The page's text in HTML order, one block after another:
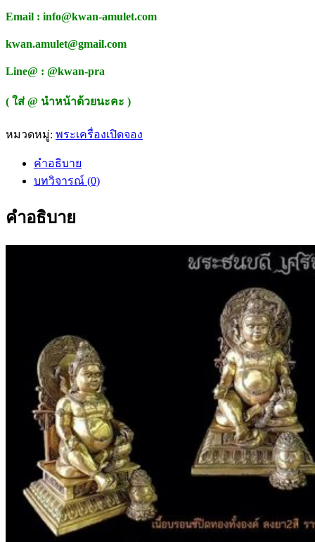
Email : info@kwan-amulet.com
kwan.amulet@gmail.com
Line@ : @kwan-pra
( ใส่ @ นำหน้าด้วยนะคะ )
หมวดหมู่: พระเครื่องเปิดจอง
คำอธิบาย
บทวิจารณ์ (0)
คำอธิบาย